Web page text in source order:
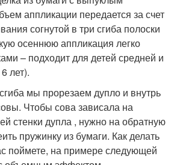
аппликации передается за счет
согнутой в три сгиба полоски
осеннюю аппликация легко
– подходит для детей средней и
лет).
мы прорезаем дупло и внутрь
Чтобы сова зависала на
стенки дупла , нужно на обратную
пружинку из бумаги. Как делать
поймете, на примере следующей